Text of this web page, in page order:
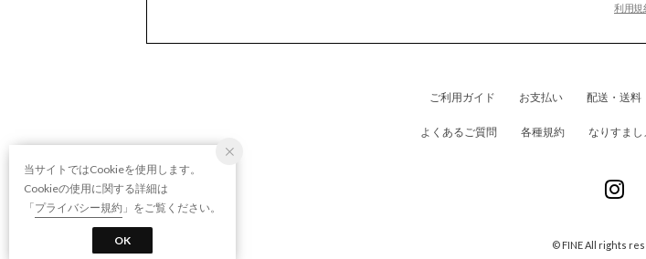
利用規
ご利用ガイド お支払い 配送・送料
よくあるご質問 各種規約 なりすま
© FINE All rights
当サイトではCookieを使用します。
Cookieの使用に関する詳細は
「プライバシー規約 」をご覧ください。
OK